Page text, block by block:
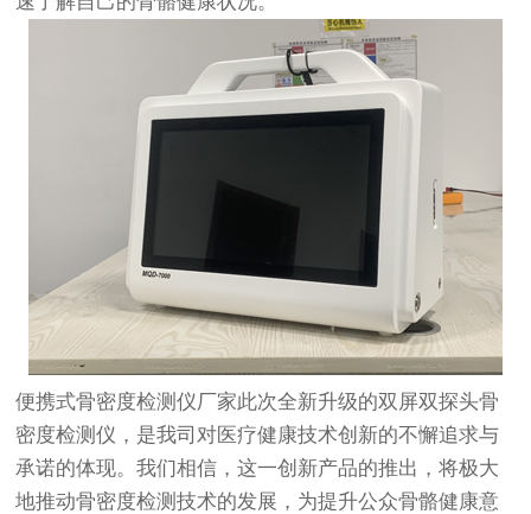
便携式骨密度检测仪厂家此次全新升级的双屏双探头骨
密度检测仪，是我司对医疗健康技术创新的不懈追求与
承诺的体现。我们相信，这一创新产品的推出，将极大
地推动骨密度检测技术的发展，为提升公众骨骼健康意